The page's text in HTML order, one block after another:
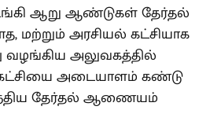
ஆறு ஆண்டுகள் தேர்தல்
மற்றும் அரசியல் கட்சியாக
வழங்கிய அலுவகத்தில்
அடையாளம் கண்டு
தேர்தல் ஆணையம்